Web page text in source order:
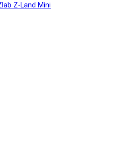
Z-Land Mini